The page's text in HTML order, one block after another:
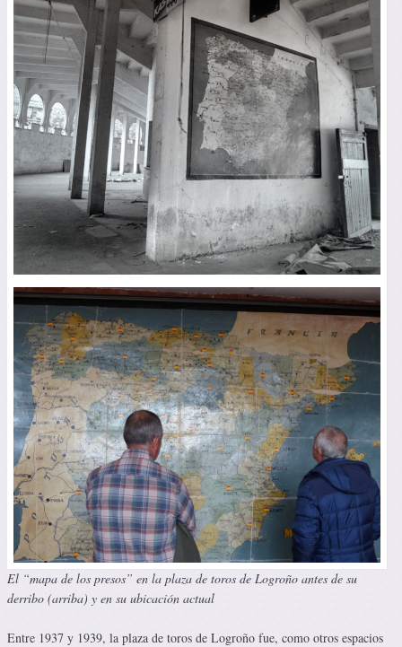
El “mapa de los presos” en la plaza de toros de Logroño antes de su
derribo (arriba) y en su ubicación actual
Entre 1937 y 1939, la plaza de toros de Logroño fue, como otros espacios